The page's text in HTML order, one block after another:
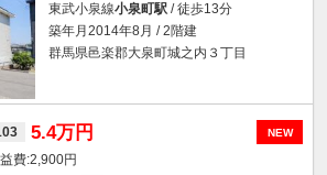
東武小泉線小泉町駅 / 徒歩13分
築年月2014年8月 / 2階建
群馬県邑楽郡大泉町城之内３丁目
NEW
5.4万円
2,900円